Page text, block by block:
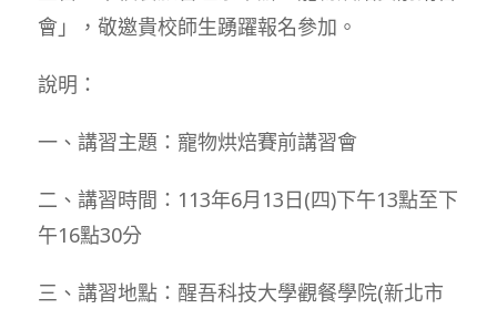
會」，敬邀貴校師生踴躍報名參加。
說明：
一、講習主題：寵物烘焙賽前講習會
二、講習時間：113年6月13日(四)下午13點至下
午16點30分
三、講習地點：醒吾科技大學觀餐學院(新北市